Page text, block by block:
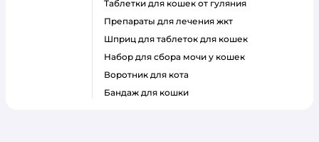
таблетки для кошек от гуляния
препараты для лечения жкт
шприц для таблеток для кошек
набор для сбора мочи у кошек
воротник для кота
бандаж для кошки